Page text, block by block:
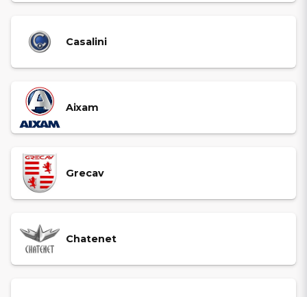
från oss redan idag och upplev ett tryggt köp med snabb
Casalini
Aixam
Grecav
Chatenet